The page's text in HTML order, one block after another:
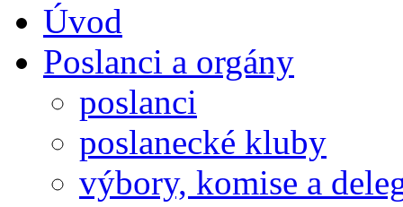
Úvod
Poslanci a orgány
poslanci
poslanecké kluby
výbory, komise a